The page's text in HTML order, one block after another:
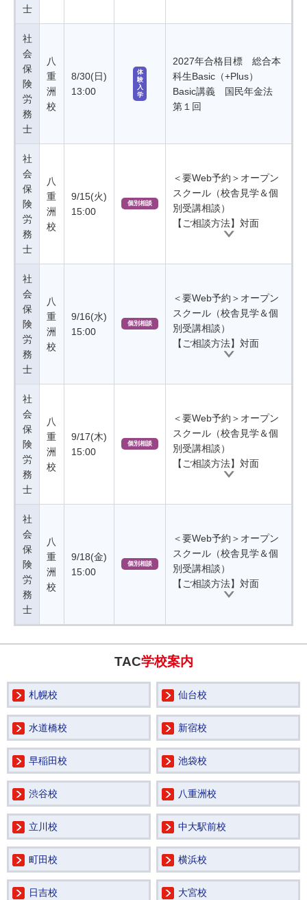
士
社
会
保
険
労
務
士
八
重
洲
校
8/30(日)
13:00
体
験
入
学
2027年合格目標 総合本
科生Basic（+Plus）
Basic講義 国民年金法
第１回
社
会
保
険
労
務
士
八
重
洲
校
9/15(火)
15:00
個別相談
＜要Web予約＞オープン
スクール（校舎見学＆個
別受講相談）
【ご相談方法】対面
社
会
保
険
労
務
士
八
重
洲
校
9/16(水)
15:00
個別相談
＜要Web予約＞オープン
スクール（校舎見学＆個
別受講相談）
【ご相談方法】対面
社
会
保
険
労
務
士
八
重
洲
校
9/17(木)
15:00
個別相談
＜要Web予約＞オープン
スクール（校舎見学＆個
別受講相談）
【ご相談方法】対面
社
会
保
険
労
務
士
八
重
洲
校
9/18(金)
15:00
個別相談
＜要Web予約＞オープン
スクール（校舎見学＆個
別受講相談）
【ご相談方法】対面
TAC学校案内
札幌校 仙台校
水道橋校 新宿校
早稲田校 池袋校
渋谷校 八重洲校
立川校 中大駅前校
町田校 横浜校
日吉校 大宮校